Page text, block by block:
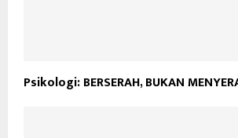
Psikologi: BERSERAH, BUKAN